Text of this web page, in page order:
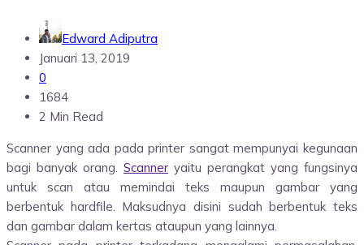
Edward Adiputra
Januari 13, 2019
0
1684
2 Min Read
Scanner yang ada pada printer sangat mempunyai kegunaan
bagi banyak orang. Scanner yaitu perangkat yang fungsinya
untuk scan atau memindai teks maupun gambar yang
berbentuk hardfile. Maksudnya disini sudah berbentuk teks
dan gambar dalam kertas ataupun yang lainnya.